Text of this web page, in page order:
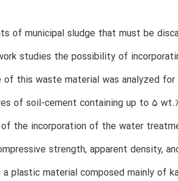
of municipal sludge that must be
studies the possibility of
this waste material was analyzed
of soil-cement containing up to 5
the incorporation of the water
strength, apparent density,
material composed mainly of